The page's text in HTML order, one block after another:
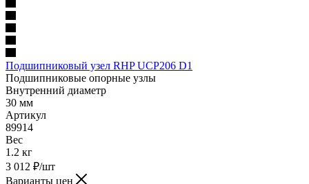
Подшипниковый узел RHP UCP206 D1
Подшипниковые опорные узлы
Внутренний диаметр
30 мм
Артикул
89914
Вес
1.2 кг
3 012 ₽/шт
Варианты цен